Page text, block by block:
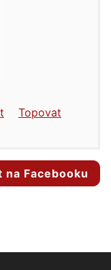
Topovat
na Facebooku